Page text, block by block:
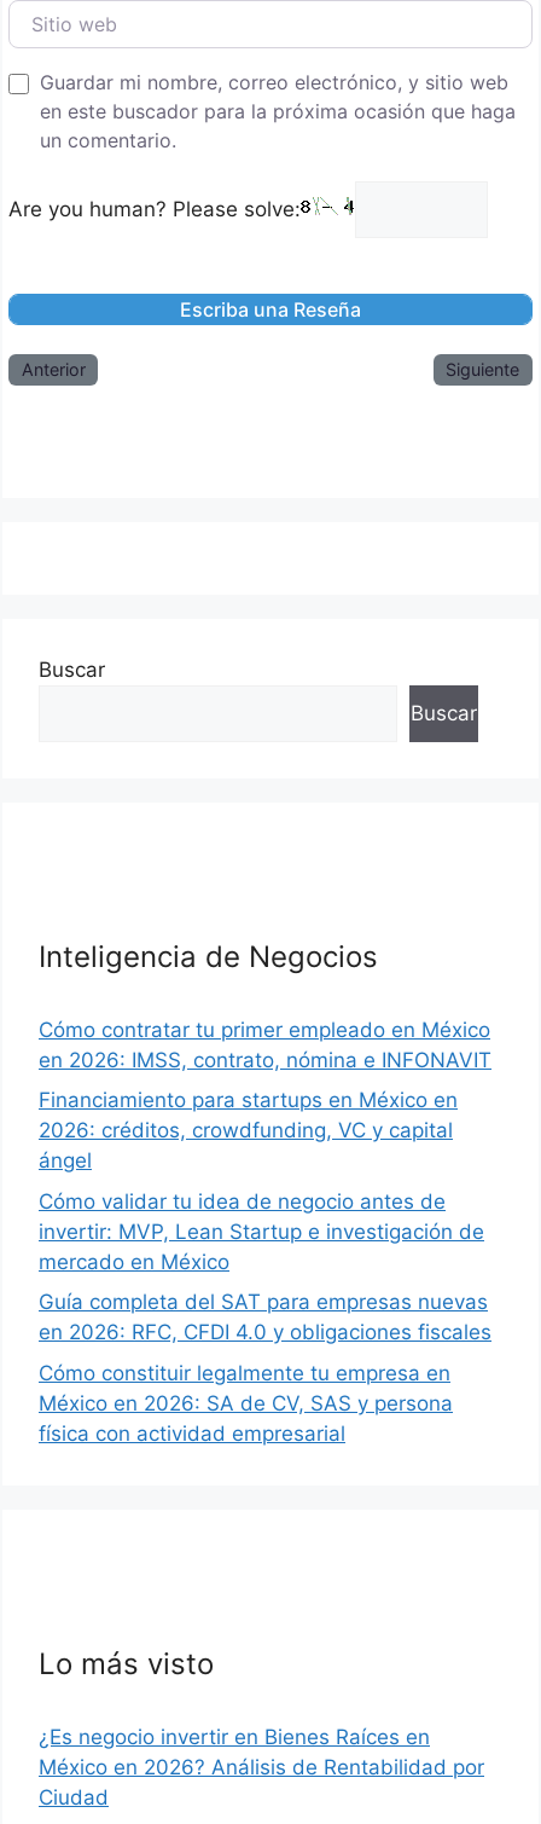
Sitio web
Guardar mi nombre, correo electrónico, y sitio web
en este buscador para la próxima ocasión que haga
un comentario.
Are you human? Please solve:
Anterior Siguiente
Buscar
Buscar
Inteligencia de Negocios
Cómo contratar tu primer empleado en México
en 2026: IMSS, contrato, nómina e INFONAVIT
Financiamiento para startups en México en
2026: créditos, crowdfunding, VC y capital
ángel
Cómo validar tu idea de negocio antes de
invertir: MVP, Lean Startup e investigación de
mercado en México
Guía completa del SAT para empresas nuevas
en 2026: RFC, CFDI 4.0 y obligaciones fiscales
Cómo constituir legalmente tu empresa en
México en 2026: SA de CV, SAS y persona
física con actividad empresarial
Lo más visto
¿Es negocio invertir en Bienes Raíces en
México en 2026? Análisis de Rentabilidad por
Ciudad